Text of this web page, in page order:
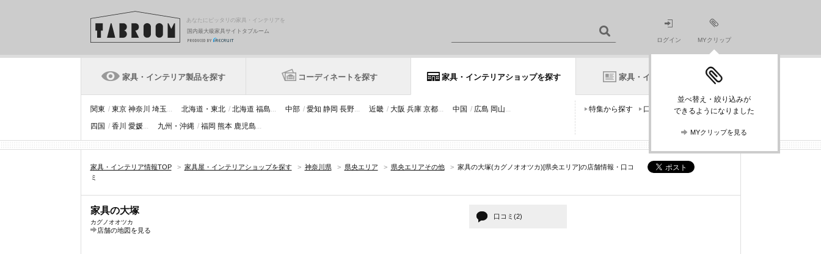
あなたにピッタリの家具・インテリアを
国内最大級家具サイトタブルーム
ログイン MYクリップ
並べ替え・絞り込みが
できるようになりました
MYクリップを見る
家具・インテリア製品を探す コーディネートを探す 家具・インテリアショップを探す 家具・インテリアニュース
関東 / 東京 神奈川 埼玉... 北海道・東北 / 北海道 福島... 中部 / 愛知 静岡 長野... 近畿 / 大阪 兵庫 京都... 中国 / 広島 岡山...
四国 / 香川 愛媛... 九州・沖縄 / 福岡 熊本 鹿児島...
特集から探す 口コミから探す
家具・インテリア情報TOP > 家具屋・インテリアショップを探す > 神奈川県 > 県央エリア > 県央エリアその他 > 家具の大塚(カグノオオツカ)[県央エリア]の店舗情報・口コ
ミ
家具の大塚
カグノオオツカ
店舗の地図を見る
口コミ(2)